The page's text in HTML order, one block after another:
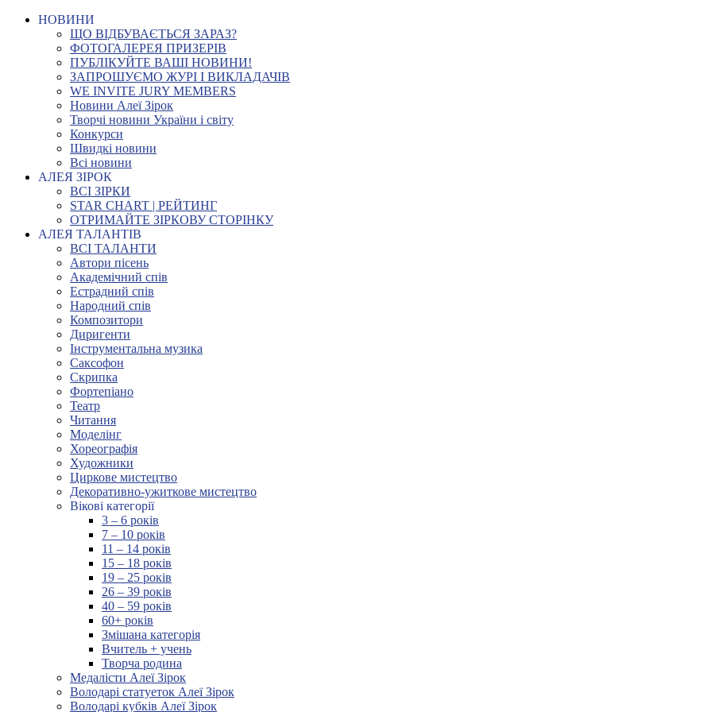
НОВИНИ
ЩО ВІДБУВАЄТЬСЯ ЗАРАЗ?
ФОТОГАЛЕРЕЯ ПРИЗЕРІВ
ПУБЛІКУЙТЕ ВАШІ НОВИНИ!
ЗАПРОШУЄМО ЖУРІ І ВИКЛАДАЧІВ
WE INVITE JURY MEMBERS
Новини Алеї Зірок
Творчі новини України і світу
Конкурси
Швидкі новини
Всі новини
АЛЕЯ ЗІРОК
ВСІ ЗІРКИ
STAR CHART | РЕЙТИНГ
ОТРИМАЙТЕ ЗІРКОВУ СТОРІНКУ
АЛЕЯ ТАЛАНТІВ
ВСІ ТАЛАНТИ
Автори пісень
Академічний спів
Естрадний спів
Народний спів
Композитори
Диригенти
Інструментальна музика
Саксофон
Скрипка
Фортепіано
Театр
Читання
Моделінг
Хореографія
Художники
Циркове мистецтво
Декоративно-ужиткове мистецтво
Вікові категорії
3 – 6 років
7 – 10 років
11 – 14 років
15 – 18 років
19 – 25 років
26 – 39 років
40 – 59 років
60+ років
Змішана категорія
Вчитель + учень
Творча родина
Медалісти Алеї Зірок
Володарі статуеток Алеї Зірок
Володарі кубків Алеї Зірок